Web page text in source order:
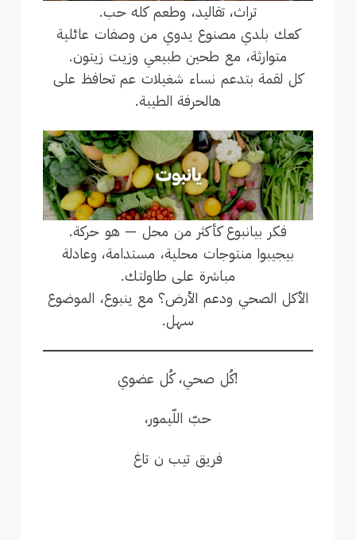
تراث، تقاليد، وطعم كله حب.
كعك بلدي مصنوع يدوي من وصفات عائلية
متوارثة، مع طحين طبيعي وزيت زيتون.
كل لقمة بتدعم نساء شغيلات عم تحافظ على
هالحرفة الطيبة.
فكر بيانبوع كأكثر من محل — هو حركة.
بيجيبوا منتوجات محلية، مستدامة، وعادلة
مباشرة على طاولتك.
الأكل الصحي ودعم الأرض؟ مع ينبوع، الموضوع
سهل.
!كُل صحي، كُل عضوي
حبّ اللّيمور،
فريق تيب ن تاغ